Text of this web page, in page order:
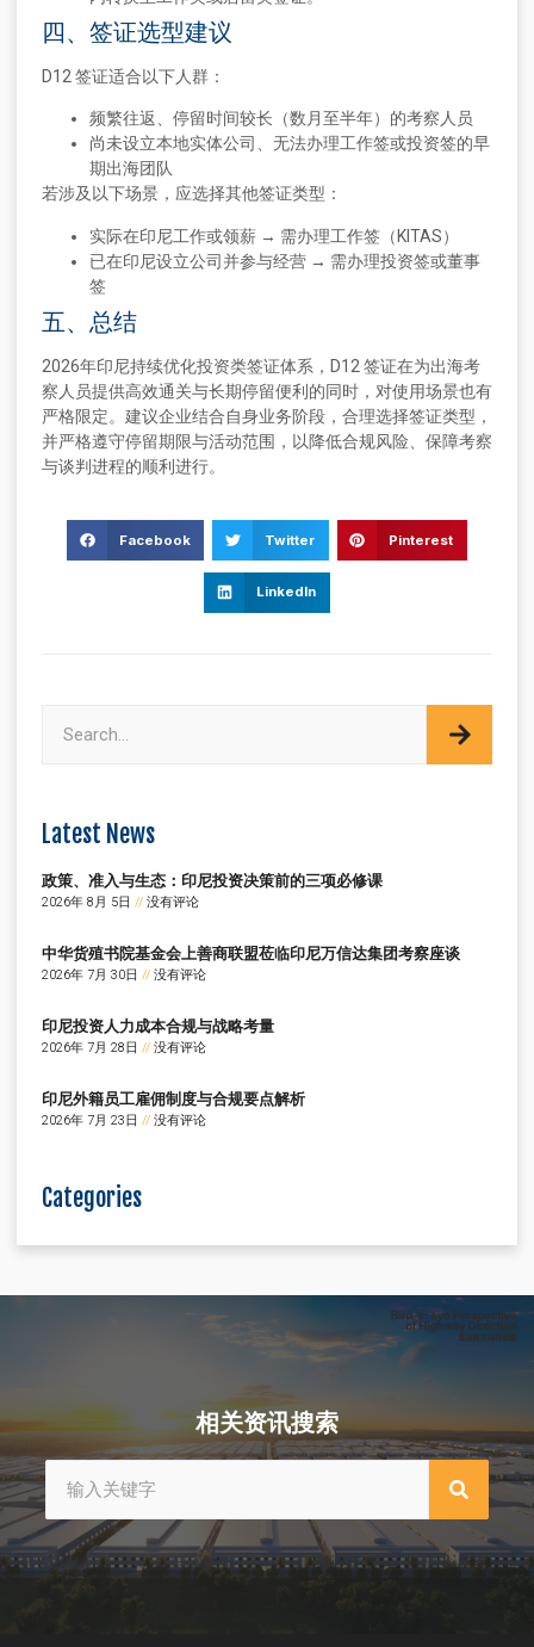
四、签证选型建议
D12 签证适合以下人群：
频繁往返、停留时间较长（数月至半年）的考察人员
尚未设立本地实体公司、无法办理工作签或投资签的早
期出海团队
若涉及以下场景，应选择其他签证类型：
实际在印尼工作或领薪 → 需办理工作签（KITAS）
已在印尼设立公司并参与经营 → 需办理投资签或董事
签
五、总结
2026年印尼持续优化投资类签证体系，D12 签证在为出海考
察人员提供高效通关与长期停留便利的同时，对使用场景也有
严格限定。建议企业结合自身业务阶段，合理选择签证类型，
并严格遵守停留期限与活动范围，以降低合规风险、保障考察
与谈判进程的顺利进行。
Facebook Twitter Pinterest
LinkedIn
Latest News
政策、准入与生态：印尼投资决策前的三项必修课
2026年 8月 5日 没有评论
中华货殖书院基金会上善商联盟莅临印尼万信达集团考察座谈
2026年 7月 30日 没有评论
印尼投资人力成本合规与战略考量
2026年 7月 28日 没有评论
印尼外籍员工雇佣制度与合规要点解析
2026年 7月 23日 没有评论
Categories
相关资讯搜索